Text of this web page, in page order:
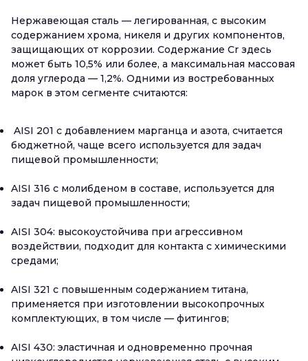
Нержавеющая сталь — легированная, с высоким
содержанием хрома, никеля и других компонентов,
защищающих от коррозии. Содержание Cr здесь
может быть 10,5% или более, а максимальная массовая
доля углерода — 1,2%. Одними из востребованных
марок в этом сегменте считаются:
AISI 201 с добавлением марганца и азота, считается
бюджетной, чаще всего используется для задач
пищевой промышленности;
AISI 316 с молибденом в составе, используется для
задач пищевой промышленности;
AISI 304: высокоустойчива при агрессивном
воздействии, подходит для контакта с химическими
средами;
AISI 321 с повышенным содержанием титана,
применяется при изготовлении высокопрочных
комплектующих, в том числе — фитингов;
AISI 430: эластичная и одновременно прочная